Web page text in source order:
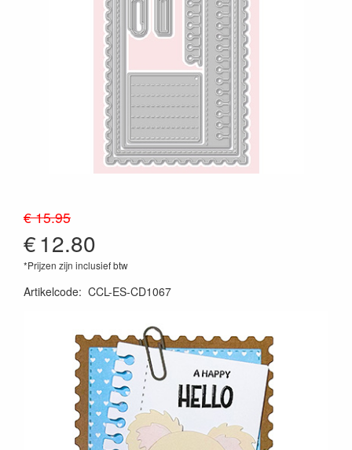
€ 15.95
€12.80
*Prijzen zijn inclusief btw
Artikelcode: CCL-ES-CD1067